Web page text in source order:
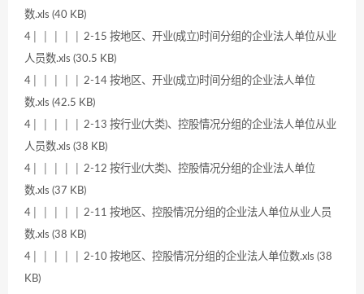
数.xls (40 KB)
4│ │ │ │ │ 2-15 按地区、开业(成立)时间分组的企业法人单位从业
人员数.xls (30.5 KB)
4│ │ │ │ │ 2-14 按地区、开业(成立)时间分组的企业法人单位
数.xls (42.5 KB)
4│ │ │ │ │ 2-13 按行业(大类)、控股情况分组的企业法人单位从业
人员数.xls (38 KB)
4│ │ │ │ │ 2-12 按行业(大类)、控股情况分组的企业法人单位
数.xls (37 KB)
4│ │ │ │ │ 2-11 按地区、控股情况分组的企业法人单位从业人员
数.xls (38 KB)
4│ │ │ │ │ 2-10 按地区、控股情况分组的企业法人单位数.xls (38
KB)